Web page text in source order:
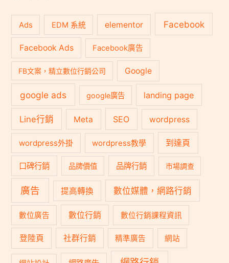
Ads EDM 系統 elementor Facebook
Facebook Ads Facebook廣告
FB文案，精立數位行銷公司 Google
google ads google廣告 landing page
Line行銷 Meta SEO wordpress
wordpress外掛 wordpress教學 到達頁
口碑行銷 品牌價值 品牌行銷 市場調查
廣告 提高轉換 數位媒體，網路行銷
數位廣告 數位行銷 數位行銷課程資訊
登陸頁 社群行銷 精準廣告 網站